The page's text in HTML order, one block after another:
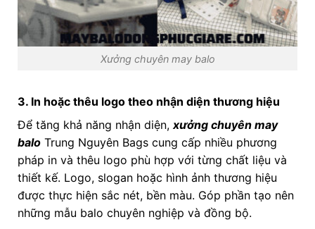
Xưởng chuyên may balo
3. In hoặc thêu logo theo nhận diện thương hiệu
Để tăng khả năng nhận diện, xưởng chuyên may
baloTrung Nguyên Bags cung cấp nhiều phương
pháp in và thêu logo phù hợp với từng chất liệu và
thiết kế. Logo, slogan hoặc hình ảnh thương hiệu
được thực hiện sắc nét, bền màu. Góp phần tạo nên
những mẫu balo chuyên nghiệp và đồng bộ.